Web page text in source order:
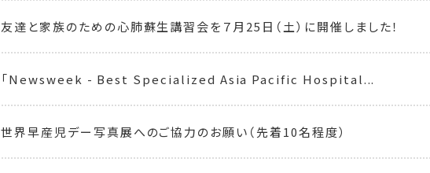
友達と家族のための心肺蘇生講習会を７月25日（土）に開催しました！
「Newsweek - Best Specialized Asia Pacific Hospital...
世界早産児デー写真展へのご協力のお願い（先着10名程度）